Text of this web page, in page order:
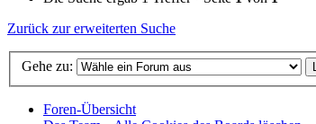
Zurück zur erweiterten Suche
Gehe zu:
Foren-Übersicht